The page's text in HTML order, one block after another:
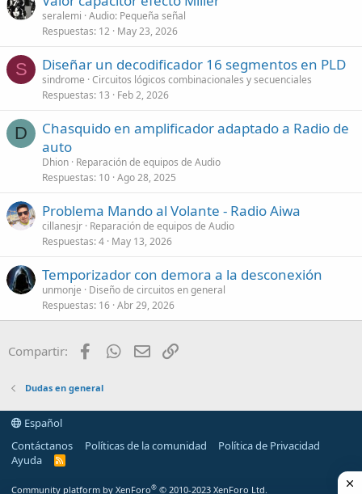
seralemi Audio: Pequeña señal
Respuestas 12 May 23, 2026
S Diseñar un decodificador 16 segmentos en PLD
sindrome Circuitos lógicos combinacionales y secuenciales
Respuestas 13 Feb 2, 2026
D
Chasquido en amplificador adaptado a Radio de
auto
Dhion Reparación de equipos de Audio
Respuestas 10 Ago 28, 2025
Problema Mando al Volante - Radio Aiwa
cillanesjr Reparación de equipos de Audio
Respuestas 4 May 13, 2026
Temporizador con demora a la desconexión
unmonje
Diseño de circuitos en general
Respuestas 16 Abr 29, 2026
Compartir: FacebookWhatsApp
Email
Dudas en general
Español
Contáctanos
Políticas de la comunidad
Política de Privacidad
Ayuda
R
Community platform by XenForo® © 2010-2023 XenForo Ltd.